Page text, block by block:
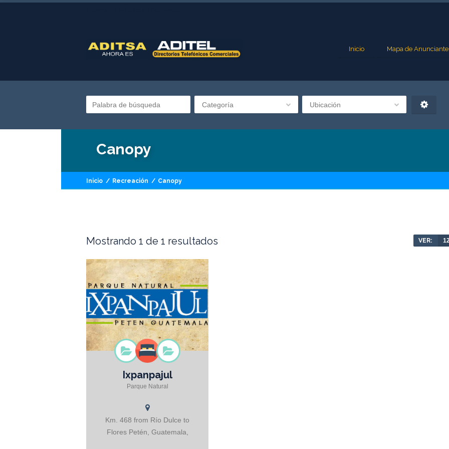
Inicio Mapa de
Categoría Ubicación
Canopy
Inicio / Recreación / Canopy
Mostrando 1 de 1 resultados VER:
Toda la Aventura, la encuentras aquí!
Ixpanpajul
Parque Natural
Km. 468 from Río Dulce to
Flores Petén, Guatemala,